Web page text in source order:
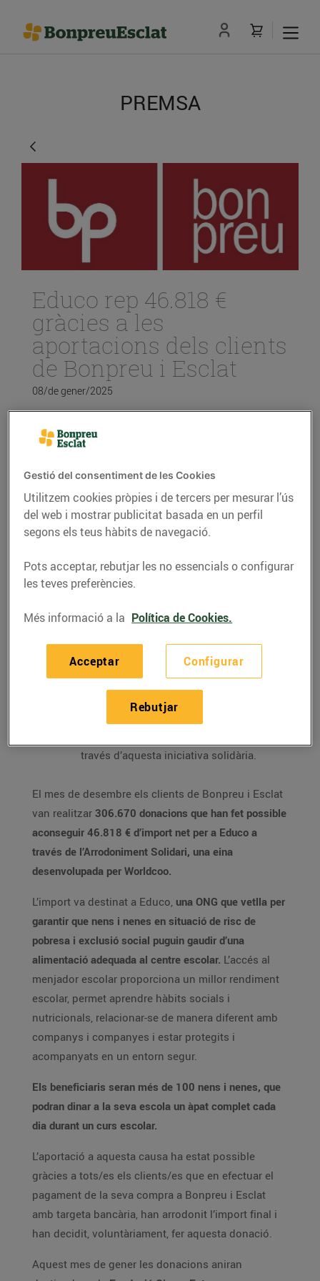
PREMSA
Educo rep 46.818 €
gràcies a les
aportacions dels clients
de Bonpreu i Esclat
08/de gener/2025
La recaptació s’ha portat a terme a través
de l’Arrodoniment Solidari als
mes de desembre i s’han realitzat 306.670
donacions en total.
L’import va destinat a Educo, una ONG
que vetlla per garantir que nens i nenes
social puguin gaudir d’una alimentació
adequada al centre escolar.
aniran destinades a la Fundació Girona
Est, que acompanya en el
desenvolupament i creixement als infants
de Girona Est a través d’activitats
educatives.
Des de febrer de 2019, s’han realitzat més
de 21 milions de donacions i s’han
través d’aquesta iniciativa solidària.
El mes de desembre els clients de Bonpreu i Esclat
van realitzar 306.670 donacions que han fet possible
aconseguir 46.818 € d’import net per a Educo a
través de l’Arrodoniment Solidari, una eina
desenvolupada per Worldcoo.
L’import va destinat a Educo, una ONG que vetlla per
garantir que nens i nenes en situació de risc de
pobresa i exclusió social puguin gaudir d’una
alimentació adequada al centre escolar. L’accés al
menjador escolar proporciona un millor rendiment
escolar, permet aprendre hàbits socials i
nutricionals, relacionar-se de manera diferent amb
companys i companyes i estar protegits i
acompanyats en un entorn segur.
Els beneficiaris seran més de 100 nens i nenes, que
podran dinar a la seva escola un àpat complet cada
dia durant un curs escolar.
L’aportació a aquesta causa ha estat possible
gràcies a tots/es els clients/es que en efectuar el
pagament de la seva compra a Bonpreu i Esclat
amb targeta bancària, han arrodonit l’import final i
han decidit, voluntàriament, fer aquesta donació.
Aquest mes de gener les donacions aniran
Gestió del consentiment de les Cookies
Utilitzem cookies pròpies i de tercers per mesurar l’ús
del web i mostrar publicitat basada en un perfil
segons els teus hàbits de navegació.
Pots acceptar, rebutjar les no essencials o configurar
les teves preferències.
Més informació a la Política de Cookies.
Configurar
Rebutjar
Acceptar